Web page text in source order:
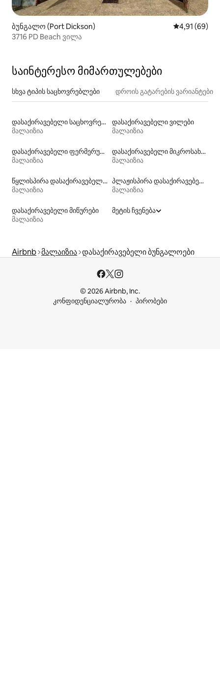
ბუნგალო (Port Dickson) საშუალო
4,91 (69)
3716 PD Beach ვილა
საინტერესო მიმართულებები
სხვა ტიპის საცხოვრებლები დროის გატარების ვარიანტები
დასაქირავებელი საცხოვრებლები ხეზე
მალაიზია
დასაქირავებელი ვილები
მალაიზია
დასაქირავებელი ფერმერული საცხოვრებლები
მალაიზია
დასაქირავებელი მიკროსახლები
მალაიზია
წყლისპირა დასაქირავებელი საცხოვრებლები
მალაიზია
პლაჟისპირა დასაქირავებელი საცხოვრებლები
მალაიზია
დასაქირავებელი მიწურები
მალაიზია
მეტის ჩვენება
Airbnb მალაიზია დასაქირავებელი ბუნგალოები
© 2026 Airbnb, Inc.
კონფიდენციალურობა
პირობები